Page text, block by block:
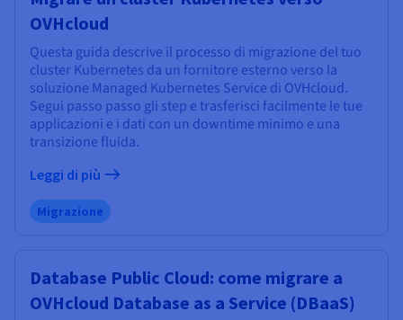
OVHcloud
Questa guida descrive il processo di migrazione del tuo
cluster Kubernetes da un fornitore esterno verso la
soluzione Managed Kubernetes Service di OVHcloud.
Segui passo passo gli step e trasferisci facilmente le tue
applicazioni e i dati con un downtime minimo e una
transizione fluida.
Leggi di più
Migrazione
Database Public Cloud: come migrare a
OVHcloud Database as a Service (DBaaS)